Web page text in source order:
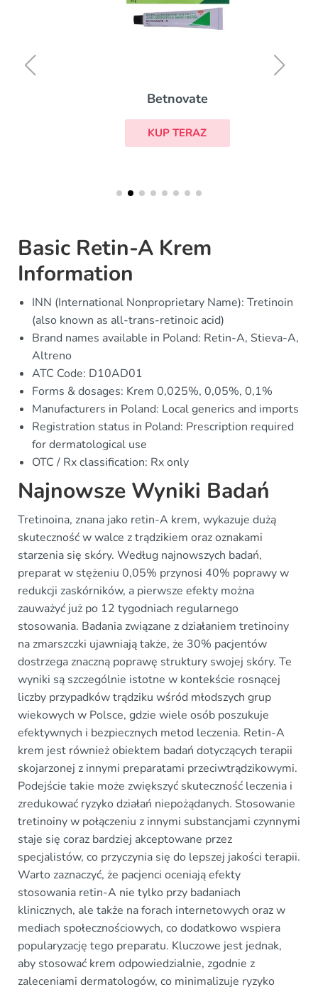
Betnovate
KUP TERAZ
Basic Retin-A Krem
Information
INN (International Nonproprietary Name): Tretinoin
(also known as all-trans-retinoic acid)
Brand names available in Poland: Retin-A, Stieva-A,
Altreno
ATC Code: D10AD01
Forms & dosages: Krem 0,025%, 0,05%, 0,1%
Manufacturers in Poland: Local generics and imports
Registration status in Poland: Prescription required
for dermatological use
OTC / Rx classification: Rx only
Najnowsze Wyniki Badań
Tretinoina, znana jako retin-A krem, wykazuje dużą
skuteczność w walce z trądzikiem oraz oznakami
starzenia się skóry. Według najnowszych badań,
preparat w stężeniu 0,05% przynosi 40% poprawy w
redukcji zaskórników, a pierwsze efekty można
zauważyć już po 12 tygodniach regularnego
stosowania. Badania związane z działaniem tretinoiny
na zmarszczki ujawniają także, że 30% pacjentów
dostrzega znaczną poprawę struktury swojej skóry. Te
wyniki są szczególnie istotne w kontekście rosnącej
liczby przypadków trądziku wśród młodszych grup
wiekowych w Polsce, gdzie wiele osób poszukuje
efektywnych i bezpiecznych metod leczenia. Retin-A
krem jest również obiektem badań dotyczących terapii
skojarzonej z innymi preparatami przeciwtrądzikowymi.
Podejście takie może zwiększyć skuteczność leczenia i
zredukować ryzyko działań niepożądanych. Stosowanie
tretinoiny w połączeniu z innymi substancjami czynnymi
staje się coraz bardziej akceptowane przez
specjalistów, co przyczynia się do lepszej jakości terapii.
Warto zaznaczyć, że pacjenci oceniają efekty
stosowania retin-A nie tylko przy badaniach
klinicznych, ale także na forach internetowych oraz w
mediach społecznościowych, co dodatkowo wspiera
popularyzację tego preparatu. Kluczowe jest jednak,
aby stosować krem odpowiedzialnie, zgodnie z
zaleceniami dermatologów, co minimalizuje ryzyko